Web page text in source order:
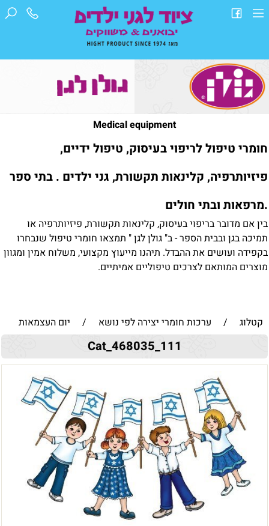
Medical equipment
חומרי טיפול לריפוי בעיסוק, טיפול ידיים,
פיזיותרפיה, קלינאות תקשורת, גני ילדים . בתי ספר
.מרפאות ובתי חולים
בין אם מדובר בריפוי בעיסוק, קלינאות תקשורת, פיזיותרפיה או
תמיכה בגן ובבית הספר - ב" גולן לגן " תמצאו חומרי טיפול שנבחרו
בקפידה ועושים את ההבדל. תיהנו מייעוץ מקצועי, משלוח אמין ומגוון
מוצרים המותאם לצרכים טיפוליים אמיתיים.
קטלוג / ערכות חומרי יצירה לפי נושא / יום העצמאות
Cat_468035_111